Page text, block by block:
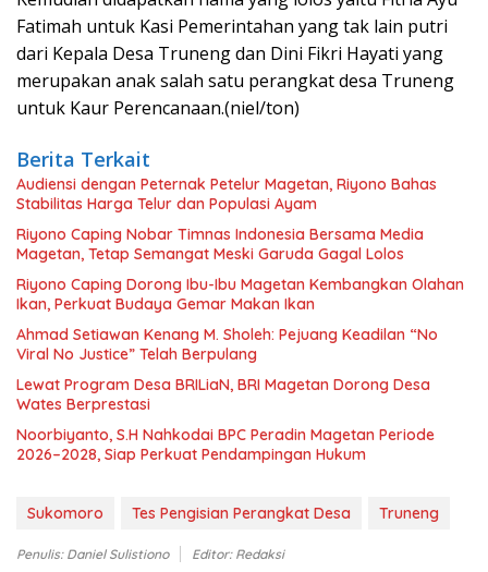
Fatimah untuk Kasi Pemerintahan yang tak lain putri
dari Kepala Desa Truneng dan Dini Fikri Hayati yang
merupakan anak salah satu perangkat desa Truneng
untuk Kaur Perencanaan.(niel/ton)
Berita Terkait
Audiensi dengan Peternak Petelur Magetan, Riyono Bahas
Stabilitas Harga Telur dan Populasi Ayam
Riyono Caping Nobar Timnas Indonesia Bersama Media
Magetan, Tetap Semangat Meski Garuda Gagal Lolos
Riyono Caping Dorong Ibu-Ibu Magetan Kembangkan Olahan
Ikan, Perkuat Budaya Gemar Makan Ikan
Ahmad Setiawan Kenang M. Sholeh: Pejuang Keadilan “No
Viral No Justice” Telah Berpulang
Lewat Program Desa BRILiaN, BRI Magetan Dorong Desa
Wates Berprestasi
Noorbiyanto, S.H Nahkodai BPC Peradin Magetan Periode
2026–2028, Siap Perkuat Pendampingan Hukum
Sukomoro Tes Pengisian Perangkat Desa Truneng
Penulis: Daniel Sulistiono Editor: Redaksi